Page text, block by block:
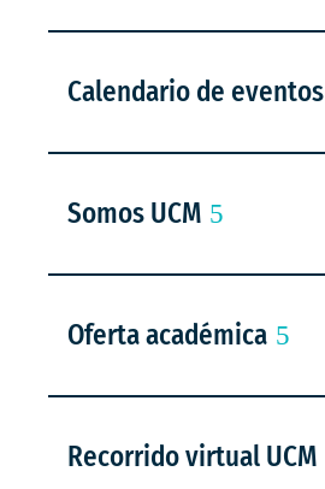
Calendario de eventos
Somos UCM
Oferta académica
Recorrido virtual UCM